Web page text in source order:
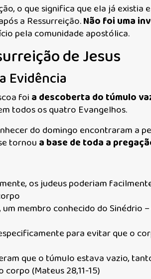
o que significa que ela já existia
a Ressurreição.Não foi uma
pela comunidade apostólica.
de Jesus
Evidência
foia descoberta do túmulo
todos os quatro Evangelhos.
do domingo encontraram a
tornoua base de toda a
os judeus poderiam
membro conhecido do Sinédrio
para evitar que o
que o túmulo estava vazio,
(Mateus 28,11-15)